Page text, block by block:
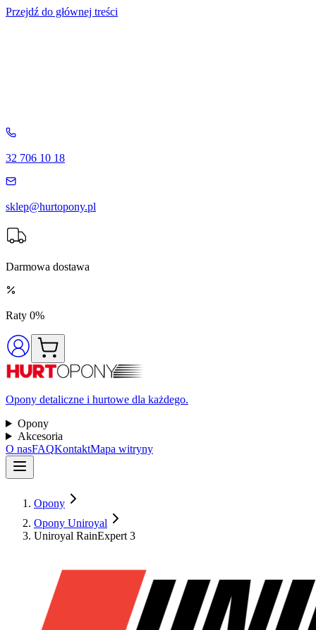
Przejdź do głównej treści
32 706 10 18
sklep@hurtopony.pl
Darmowa dostawa
Raty 0%
Opony detaliczne i hurtowe dla każdego.
Opony
Akcesoria
O nasFAQKontaktMapa witryny
Opony
Opony Uniroyal
Uniroyal RainExpert 3